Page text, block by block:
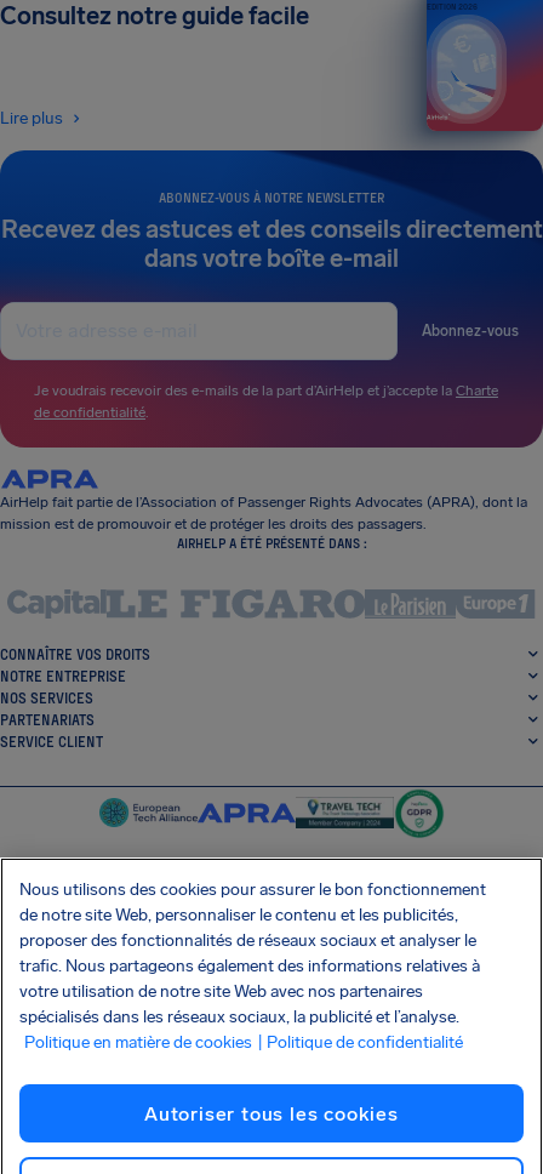
ABONNEZ-VOUS À NOTRE NEWSLETTER
Recevez des astuces et des conseils directement
dans votre boîte e-mail
Abonnez-vous
Je voudrais recevoir des e-mails de la part d’AirHelp et j’accepte la Charte
de confidentialité.
Consultez notre guide facile
Lire plus
ÉDITION 2026
AirHelp fait partie de l’Association of Passenger Rights Advocates (APRA), dont la
mission est de promouvoir et de protéger les droits des passagers.
AIRHELP A ÉTÉ PRÉSENTÉ DANS :
CONNAÎTRE VOS DROITS
NOTRE ENTREPRISE
NOS SERVICES
PARTENARIATS
SERVICE CLIENT
SocialFacebook
SocialTwitter
SocialInstagram
SocialLinkedin
OBTENEZ NOTRE APPLI GRATUITE
Politique de confidentialité CookiesImprint
Attaque de la chaîne d'approvisionnement Shai-Hulud
Nous utilisons des cookies pour assurer le bon fonctionnement
de notre site Web, personnaliser le contenu et les publicités,
proposer des fonctionnalités de réseaux sociaux et analyser le
trafic. Nous partageons également des informations relatives à
votre utilisation de notre site Web avec nos partenaires
spécialisés dans les réseaux sociaux, la publicité et l’analyse.
Politique en matière de cookies
| Politique de confidentialité
Autoriser tous les cookies